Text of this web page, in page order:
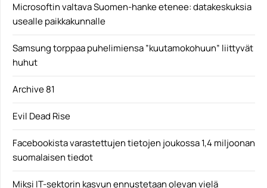
Microsoftin valtava Suomen-hanke etenee: datakeskuksia
usealle paikkakunnalle
Samsung torppaa puhelimiensa ”kuutamokohuun” liittyvät
huhut
Archive 81
Evil Dead Rise
Facebookista varastettujen tietojen joukossa 1,4 miljoonan
suomalaisen tiedot
Miksi IT-sektorin kasvun ennustetaan olevan vielä